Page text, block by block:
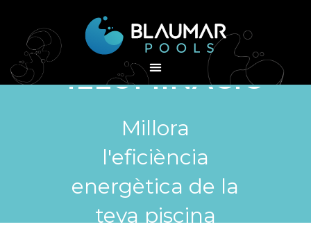
IL·LUMINACIÓ
Millora
l'eficiència
energètica de la
teva piscina